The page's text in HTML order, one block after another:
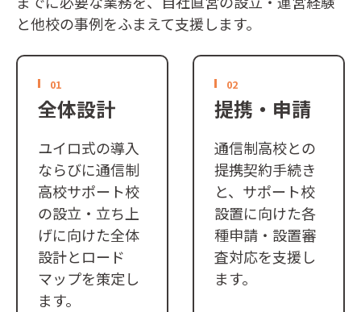
と他校の事例をふまえて支援します。
01
全体設計
ユイロ式の導入
ならびに通信制
高校サポート校
の設立・立ち上
げに向けた全体
設計とロード
マップを策定し
ます。
02
提携・申請
通信制高校との
提携契約手続き
と、サポート校
設置に向けた各
種申請・設置審
査対応を支援し
ます。